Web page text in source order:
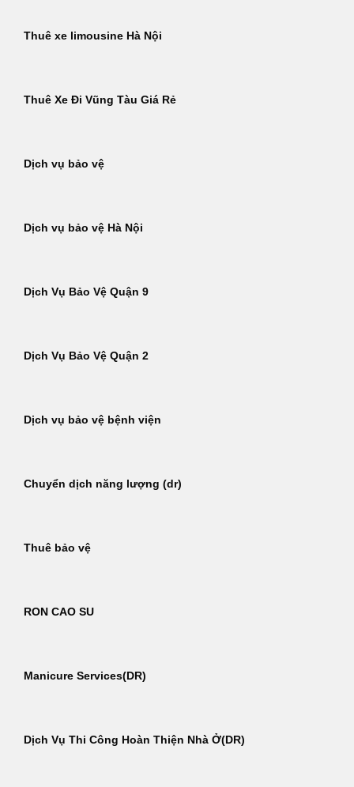
Thuê xe limousine Hà Nội
Thuê Xe Đi Vũng Tàu Giá Rẻ
Dịch vụ bảo vệ
Dịch vụ bảo vệ Hà Nội
Dịch Vụ Bảo Vệ Quận 9
Dịch Vụ Bảo Vệ Quận 2
Dịch vụ bảo vệ bệnh viện
Chuyển dịch năng lượng (dr)
Thuê bảo vệ
RON CAO SU
Manicure Services(DR)
Dịch Vụ Thi Công Hoàn Thiện Nhà Ở(DR)